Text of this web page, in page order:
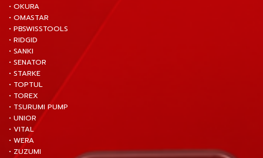
• OKURA
• OMASTAR
• PBSWISSTOOLS
• RIDGID
• SANKI
• SENATOR
• STARKE
• TOPTUL
• TOREX
• TSURUMI PUMP
• UNIOR
• VITAL
• WERA
• ZUZUMI